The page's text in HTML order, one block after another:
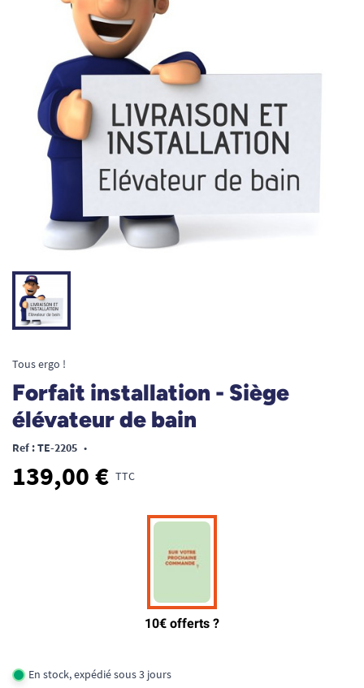
Tous ergo !
Forfait installation - Siège
élévateur de bain
Ref : TE-2205 •
139,00 € TTC
En stock, expédié sous 3 jours